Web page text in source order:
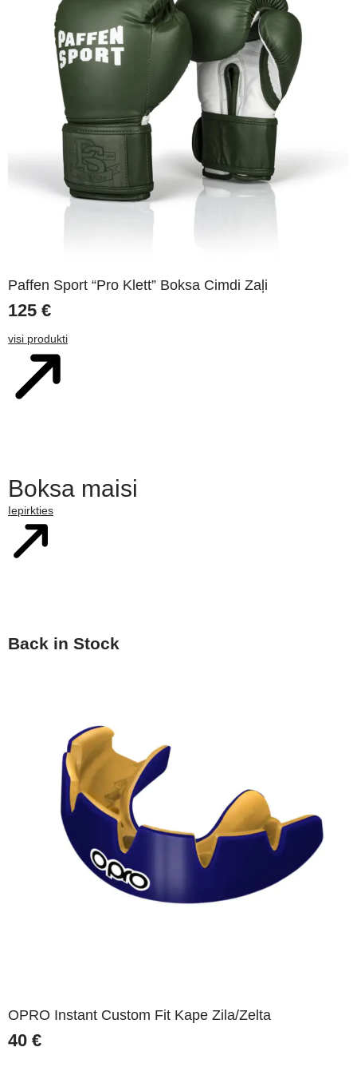
Paffen Sport “Pro Klett” Boksa Cimdi Zaļi
125 €
visi produkti
Boksa maisi
Iepirkties
Back in Stock
OPRO Instant Custom Fit Kape Zila/Zelta
40 €